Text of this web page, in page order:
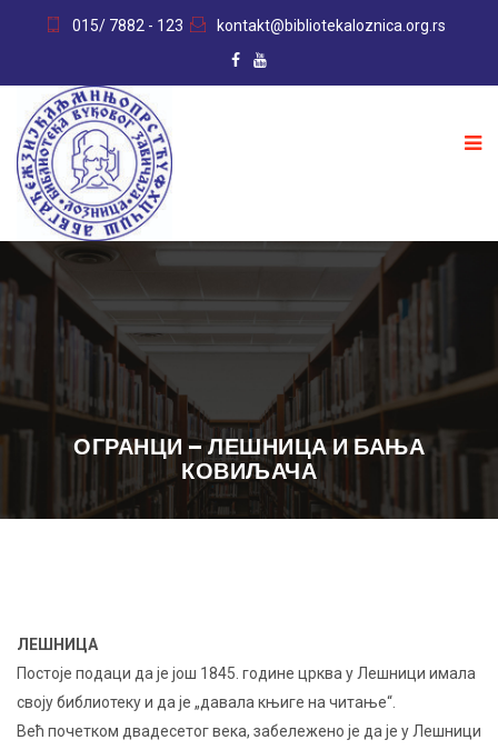
015/ 7882 - 123 kontakt@bibliotekaloznica.org.rs
ОГРАНЦИ – ЛЕШНИЦА И БАЊА
КОВИЉАЧА
ЛЕШНИЦА
Постоје подаци да је још 1845. године црква у Лешници имала
своју библиотеку и да је „давала књиге на читање“.
Већ почетком двадесетог века, забележено је да је у Лешници